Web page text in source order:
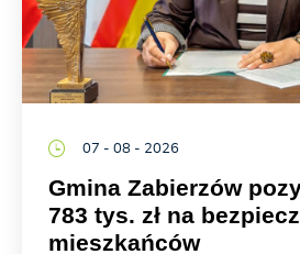
07 - 08 - 2026
Gmina Zabierzów
783 tys. zł na
mieszkańców